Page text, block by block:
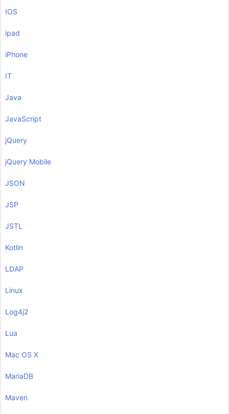
IOS
ipad
iPhone
IT
Java
JavaScript
jQuery
jQuery Mobile
JSON
JSP
JSTL
Kotlin
LDAP
Linux
Log4j2
Lua
Mac OS X
MariaDB
Maven